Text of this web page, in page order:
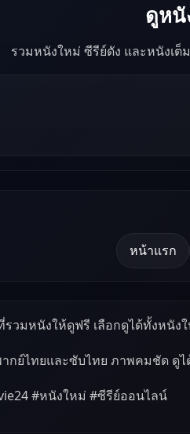
ดูหนั
รวมหนังใหม่ ซีรีย์ดัง และหนังเ
หน้าแรก
วมหนังให้ดูฟรี เลือกดูได้ทั้งหนัง
ากย์ไทยและซับไทย ภาพคมชัด
#หนังใหม่ #ซีรีย์ออนไลน์